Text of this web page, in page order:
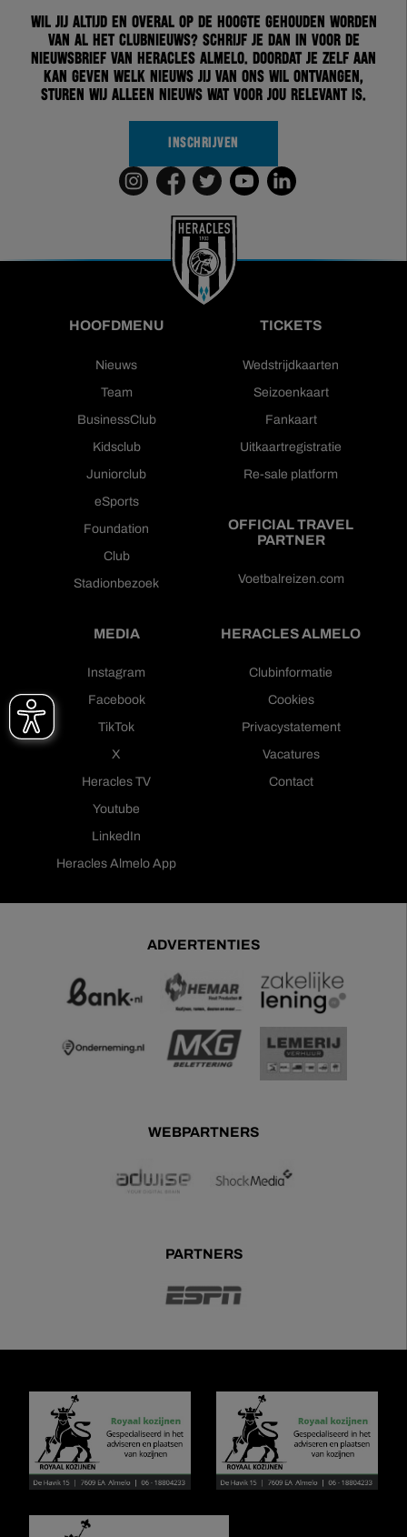
Wil jij altijd en overal op de hoogte gehouden worden
van al het clubnieuws? Schrijf je dan in voor de
nieuwsbrief van Heracles Almelo. Doordat je zelf aan
kan geven welk nieuws jij van ons wil ontvangen,
sturen wij alleen nieuws wat voor jou relevant is.
INSCHRIJVEN
HOOFDMENU
Nieuws
Team
BusinessClub
Kidsclub
Juniorclub
eSports
Foundation
Club
Stadionbezoek
TICKETS
Wedstrijdkaarten
Seizoenkaart
Fankaart
Uitkaartregistratie
Re-sale platform
OFFICIAL TRAVEL
PARTNER
Voetbalreizen.com
MEDIA
Instagram
Facebook
TikTok
X
Heracles TV
Youtube
LinkedIn
Heracles Almelo App
HERACLES ALMELO
Clubinformatie
Cookies
Privacystatement
Vacatures
Contact
ADVERTENTIES
WEBPARTNERS
PARTNERS